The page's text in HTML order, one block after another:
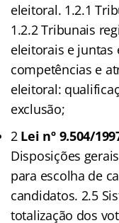
eleitoral. 1.2.1
1.2.2 Tribunais
eleitorais e juntas
competências e
eleitoral:
exclusão;
2 Lei nº 9.504/
Disposições
para escolha de
candidatos. 2.5
totalização dos